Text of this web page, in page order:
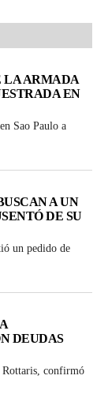
LA ARMADA
EN
Sao Paulo a
A UN
DE SU
un pedido de
DEUDAS
Rottaris, confirmó